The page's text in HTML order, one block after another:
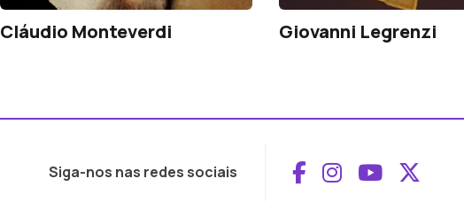
Cláudio Monteverdi Giovanni Legrenzi
Siga-nos nas redes sociais Aceder ao
Aceder ao
Aceder